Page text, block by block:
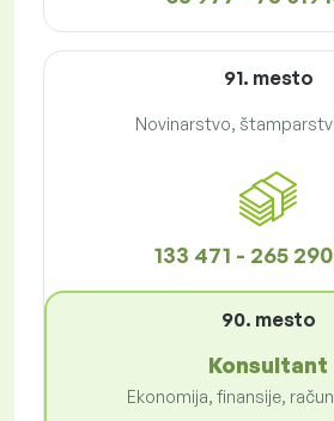
91. mesto
Novinarstvo,
133 471 - 265
90. mesto
Konsultant
Ekonomija, finansije,